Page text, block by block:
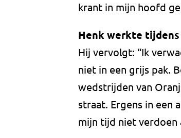
krant in mijn hoofd
Henk werkte
Hij vervolgt: “Ik
niet in een grijs pak.
wedstrijden van
straat. Ergens in een
mijn tijd niet verdoen